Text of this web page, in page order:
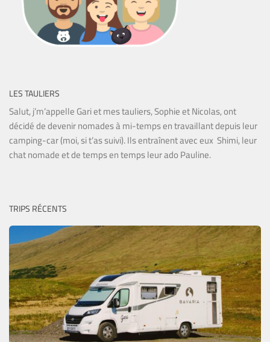
LES TAULIERS
Salut, j’m’appelle Gari et mes tauliers, Sophie et Nicolas, ont
décidé de devenir nomades à mi-temps en travaillant depuis leur
camping-car (moi, si t’as suivi). Ils entraînent avec eux Shimi, leur
chat nomade et de temps en temps leur ado Pauline.
TRIPS RÉCENTS